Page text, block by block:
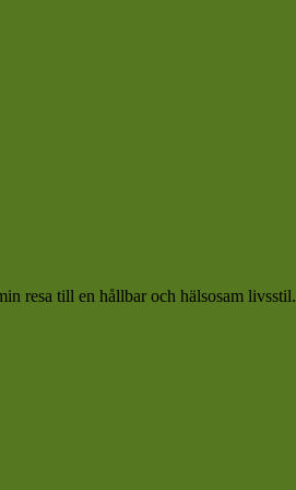
resa till en hållbar och hälsosam livsstil.